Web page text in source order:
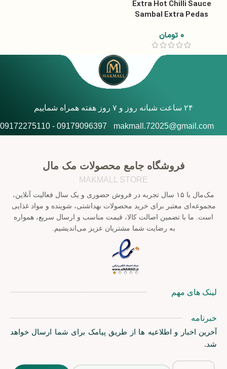
Extra Hot Chilli Sauce
Sambal Extra Pedas
۰ تومان
۲۴ ساعت شبانه روز و ۷ روز هفته همراه شماییم
makmall.72025@gmail.com
09179096397 - 09172275110
فروشگاه جامع محصولات مک مال
MAKMALL STORE
مک‌مال با ۱۵ سال تجربه در فروش حضوری و یک سال فعالیت آنلاین،
مجموعه‌ای معتبر برای خرید محصولات بهداشتی، شوینده و مواد غذایی
است. ما با تضمین اصالت کالا، قیمت مناسب و ارسال سریع، همواره
به رضایت شما مشتریان عزیز می‌اندیشیم.
لینک های مهم
خبرنامه
آخرین اخبار و اطلاعیه ها از طریق پیامک برای شما ارسال خواهد
شد.